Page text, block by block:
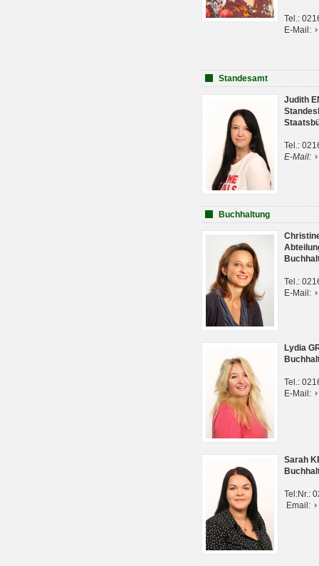
Tel.:
E-Mail:
Standesamt
Judith
Tel.:
E-Mail:
Buchhaltung
Tel.:
E-Mail:
Lydia
Tel.:
E-Mail:
Sarah
Tel:Nr.:
Email: